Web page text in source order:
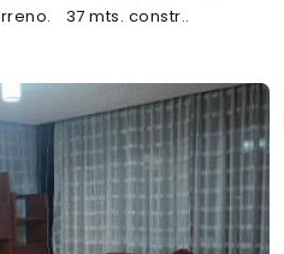
37 mts. constr..